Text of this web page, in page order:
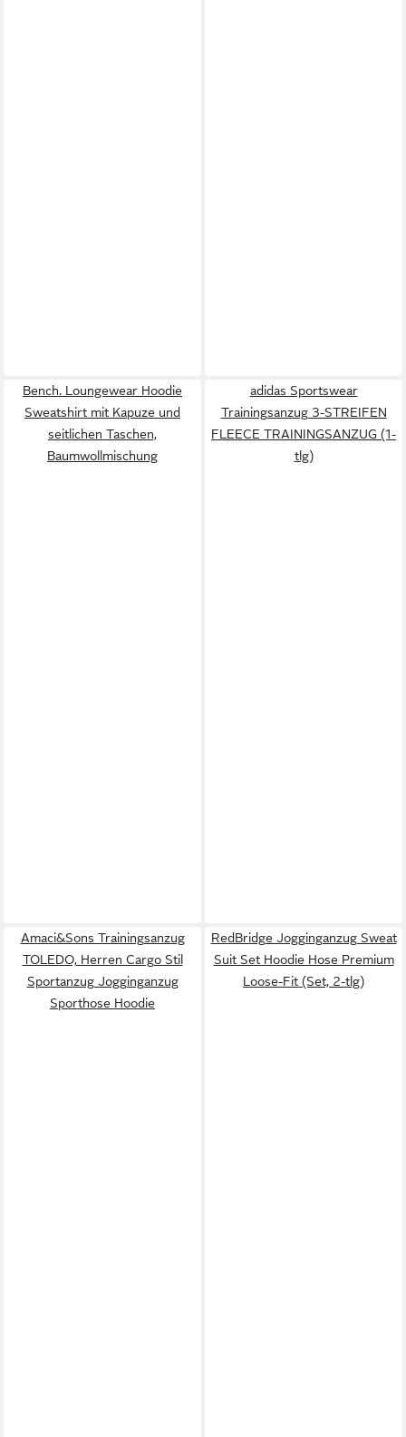
Bench. Loungewear Hoodie
Sweatshirt mit Kapuze und
seitlichen Taschen,
Baumwollmischung
adidas Sportswear
Trainingsanzug 3-STREIFEN
FLEECE TRAININGSANZUG (1-
tlg)
Amaci&Sons Trainingsanzug
TOLEDO, Herren Cargo Stil
Sportanzug Jogginganzug
Sporthose Hoodie
RedBridge Jogginganzug Sweat
Suit Set Hoodie Hose Premium
Loose-Fit (Set, 2-tlg)